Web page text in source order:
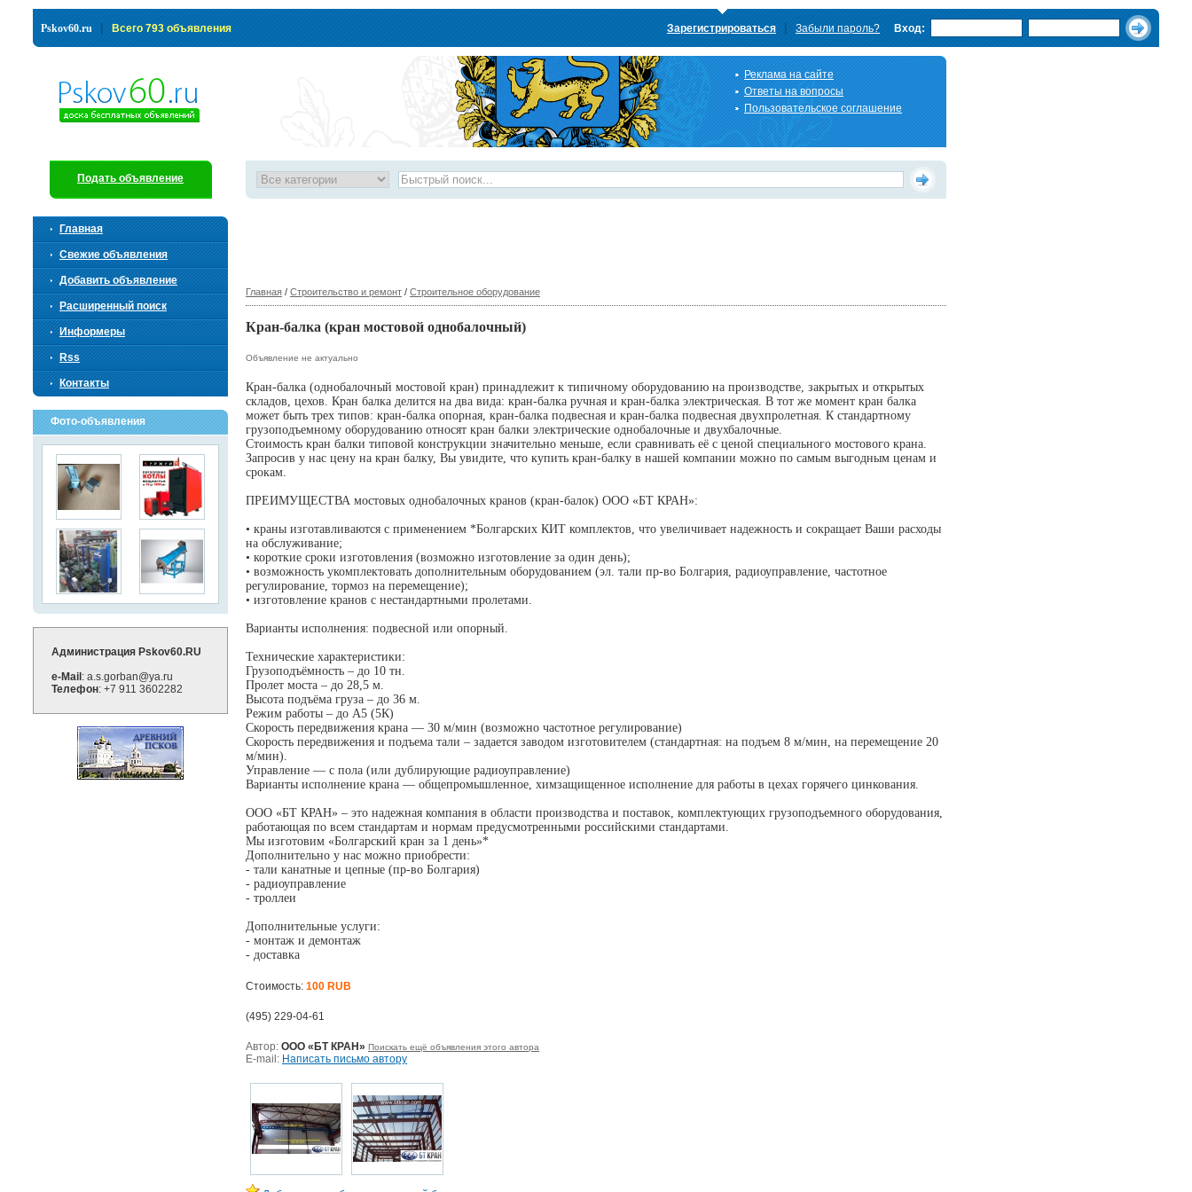
Pskov60.ru | Всего 793 объявления Зарегистрироваться | Забыли пароль? Вход:
Реклама на сайте
Ответы на вопросы
Пользовательское соглашение
Главная / Строительство и ремонт / Строительное оборудование
Кран-балка (кран мостовой однобалочный)
Объявление не актуально
Кран-балка (однобалочный мостовой кран) принадлежит к типичному оборудованию на производстве, закрытых и открытых
складов, цехов. Кран балка делится на два вида: кран-балка ручная и кран-балка электрическая. В тот же момент кран балка
может быть трех типов: кран-балка опорная, кран-балка подвесная и кран-балка подвесная двухпролетная. К стандартному
грузоподъемному оборудованию относят кран балки электрические однобалочные и двухбалочные.
Стоимость кран балки типовой конструкции значительно меньше, если сравнивать её с ценой специального мостового крана.
Запросив у нас цену на кран балку, Вы увидите, что купить кран-балку в нашей компании можно по самым выгодным ценам и
срокам.
ПРЕИМУЩЕСТВА мостовых однобалочных кранов (кран-балок) ООО «БТ КРАН»:
• краны изготавливаются с применением *Болгарских КИТ комплектов, что увеличивает надежность и сокращает Ваши расходы
на обслуживание;
• короткие сроки изготовления (возможно изготовление за один день);
• возможность укомплектовать дополнительным оборудованием (эл. тали пр-во Болгария, радиоуправление, частотное
регулирование, тормоз на перемещение);
• изготовление кранов с нестандартными пролетами.
Варианты исполнения: подвесной или опорный.
Технические характеристики:
Грузоподъёмность – до 10 тн.
Пролет моста – до 28,5 м.
Высота подъёма груза – до 36 м.
Режим работы – до А5 (5К)
Скорость передвижения крана — 30 м/мин (возможно частотное регулирование)
Скорость передвижения и подъема тали – задается заводом изготовителем (стандартная: на подъем 8 м/мин, на перемещение 20
м/мин).
Управление — с пола (или дублирующие радиоуправление)
Варианты исполнение крана — общепромышленное, химзащищенное исполнение для работы в цехах горячего цинкования.
ООО «БТ КРАН» – это надежная компания в области производства и поставок, комплектующих грузоподъемного оборудования,
работающая по всем стандартам и нормам предусмотренными российскими стандартами.
Мы изготовим «Болгарский кран за 1 день»*
Дополнительно у нас можно приобрести:
- тали канатные и цепные (пр-во Болгария)
- радиоуправление
- троллеи
Дополнительные услуги:
- монтаж и демонтаж
- доставка
Стоимость: 100 RUB
(495) 229-04-61
Автор: ООО «БТ КРАН» Поискать ещё объявления этого автора
E-mail: Написать письмо автору
Подать объявление
Главная
Свежие объявления
Добавить объявление
Расширенный поиск
Информеры
Rss
Контакты
Фото-объявления
Администрация Pskov60.RU
e-Mail : a.s.gorban@ya.ru
Телефон: +7 911 3602282